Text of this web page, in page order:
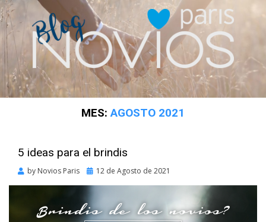
MES:AGOSTO 2021
5 ideas para el brindis
by Novios Paris
Posted
12 de Agosto de 2021